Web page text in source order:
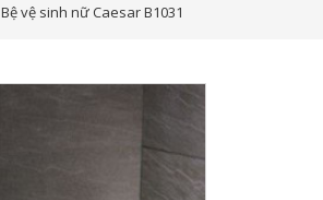
Bệ vệ sinh nữ Caesar B1031